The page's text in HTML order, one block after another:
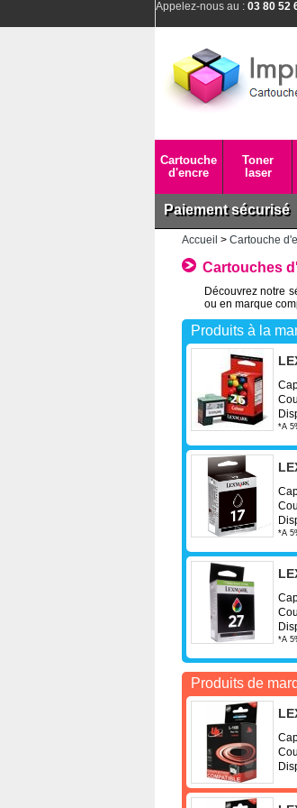
Appelez-nous au : 03 80 52
Cartouche
d'encre
Toner
laser
Paiement sécurisé
Accueil > Cartouche
Cartouches
Découvrez notre
ou en marque
Produits à la
*A
*A
*A
Produits de